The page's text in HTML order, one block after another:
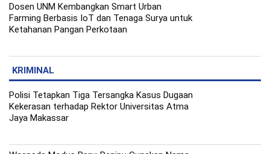
Dosen UNM Kembangkan Smart Urban
Farming Berbasis IoT dan Tenaga Surya untuk
Ketahanan Pangan Perkotaan
KRIMINAL
Polisi Tetapkan Tiga Tersangka Kasus Dugaan
Kekerasan terhadap Rektor Universitas Atma
Jaya Makassar